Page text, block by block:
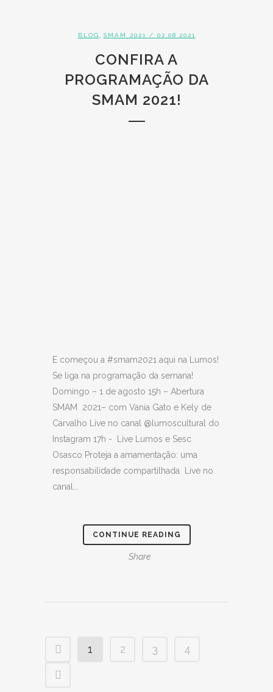
BLOG SMAM 2021 / 02.08.2021
CONFIRA A
PROGRAMAÇÃO DA
SMAM 2021!
E começou a #smam2021 aqui na Lumos!
Se liga na programação da semana!
Domingo – 1 de agosto 15h – Abertura
SMAM 2021– com Vania Gato e Kely de
Carvalho Live no canal @lumoscultural do
Instagram 17h - Live Lumos e Sesc
Osasco Proteja a amamentação: uma
responsabilidade compartilhada Live no
canal...
CONTINUE READING
Share
1 2 3 4